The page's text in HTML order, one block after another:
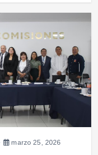
marzo 25, 2026